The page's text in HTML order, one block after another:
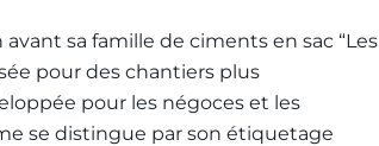
sa famille de ciments en sac “Les
pour des chantiers plus
pour les négoces et les
se distingue par son étiquetage